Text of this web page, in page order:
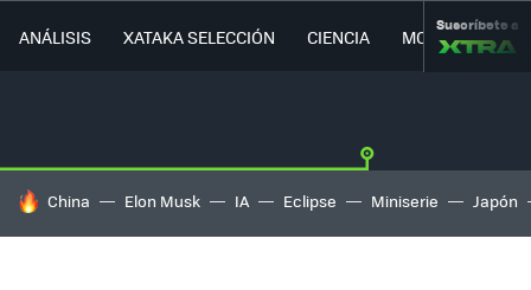
ANÁLISIS XATAKA SELECCIÓN CIENCIA MOVILIDAD
Suscríbete a
HOY SE HABLA DE
China Elon Musk IA Eclipse Miniserie Japón